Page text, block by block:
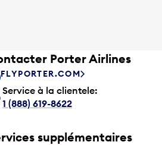
Porter Airlines
FLYPORTER.COM
Service à la clientele:
1 (888) 619-8622
supplémentaires